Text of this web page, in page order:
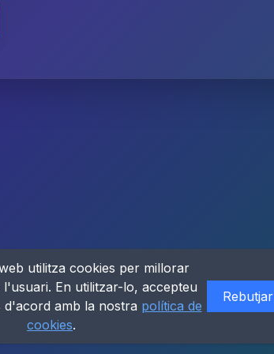
utilitza cookies per millorar
En utilitzar-lo, accepteu
d'acord amb la nostra política de
cookies.
Rebutjar